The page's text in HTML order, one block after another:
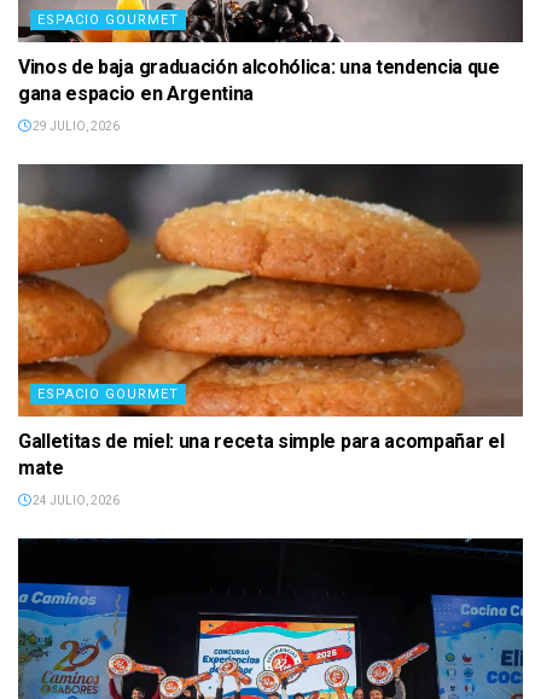
ESPACIO GOURMET
Vinos de baja graduación alcohólica: una tendencia que
gana espacio en Argentina
29 JULIO, 2026
ESPACIO GOURMET
Galletitas de miel: una receta simple para acompañar el
mate
24 JULIO, 2026